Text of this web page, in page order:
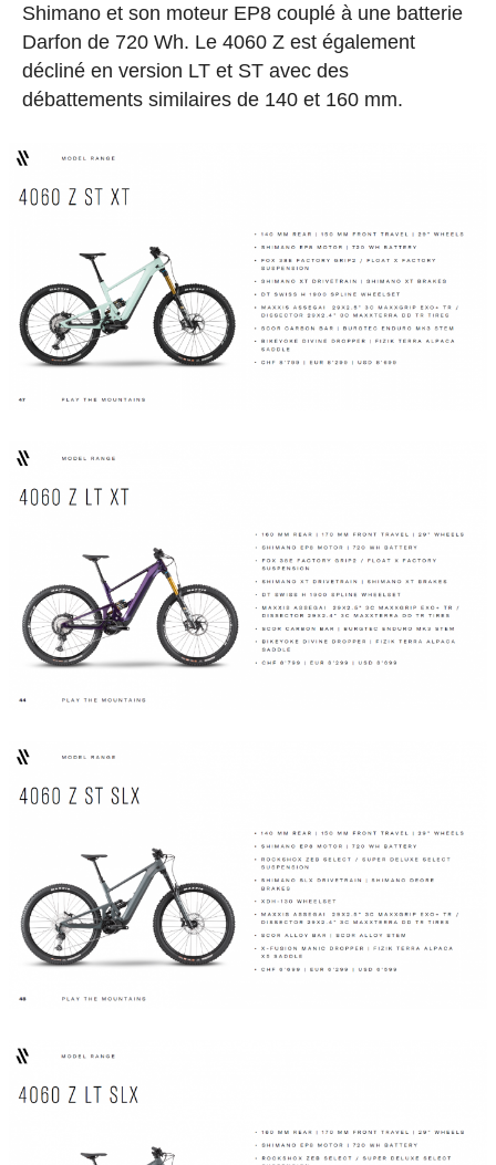
Shimano et son moteur EP8 couplé à une batterie
Darfon de 720 Wh. Le 4060 Z est également
décliné en version LT et ST avec des
débattements similaires de 140 et 160 mm.